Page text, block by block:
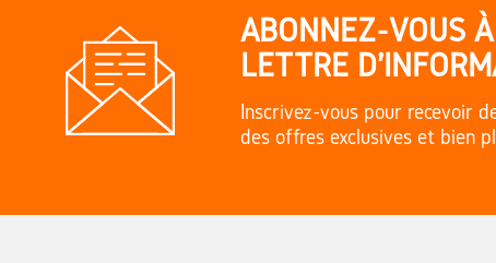
ABONNEZ-VOUS
LETTRE
Inscrivez-vous pour recevoir
des offres exclusives et bien